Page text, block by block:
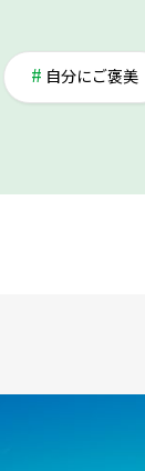
自分にご褒美